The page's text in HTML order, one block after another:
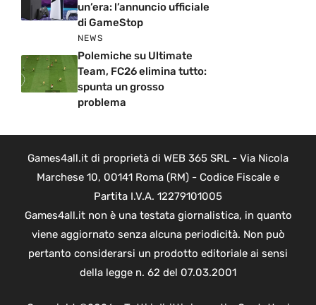
un’era: l’annuncio ufficiale
di GameStop
NEWS
Polemiche su Ultimate
Team, FC26 elimina tutto:
spunta un grosso
problema
Games4all.it di proprietà di WEB 365 SRL - Via Nicola
Marchese 10, 00141 Roma (RM) - Codice Fiscale e
Partita I.V.A. 12279101005
Games4all.it non è una testata giornalistica, in quanto
viene aggiornato senza alcuna periodicità. Non può
pertanto considerarsi un prodotto editoriale ai sensi
della legge n. 62 del 07.03.2001